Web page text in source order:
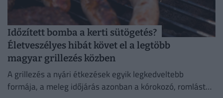
Időzített bomba a kerti sütögetés?
Életveszélyes hibát követ el a legtöbb
magyar grillezés közben
A grillezés a nyári étkezések egyik legkedveltebb
formája, a meleg időjárás azonban a kórokozó, romlást